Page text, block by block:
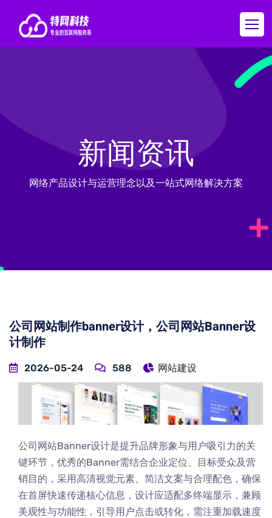
新闻资讯
网络产品设计与运营理念以及一站式网络解决方案
公司网站制作banner设计，公司网站Banner设
计制作
2026-05-24 588 网站建设
公司网站Banner设计是提升品牌形象与用户吸引力的关
键环节，优秀的Banner需结合企业定位、目标受众及营
销目的，采用高清视觉元素、简洁文案与合理配色，确保
在首屏快速传递核心信息，设计应适配多终端显示，兼顾
美观性与功能性，引导用户点击或转化，需注重加载速度